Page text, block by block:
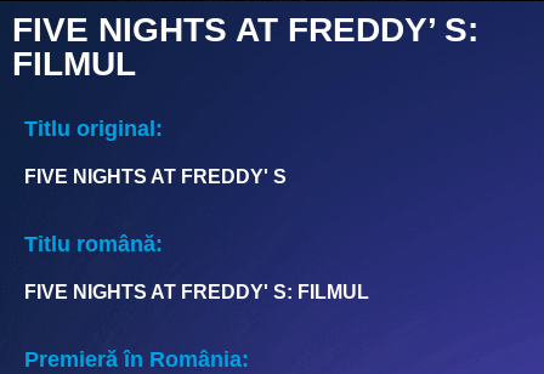
FIVE NIGHTS AT FREDDY’ S:
FILMUL
Titlu original:
FIVE NIGHTS AT FREDDY' S
Titlu română:
FIVE NIGHTS AT FREDDY' S: FILMUL
Premieră în România: